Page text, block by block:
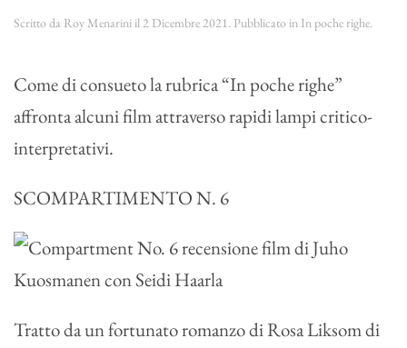
Scritto da Roy Menarini il2 Dicembre 2021. Pubblicato in In poche righe.
Come di consueto la rubrica “In poche righe”
affronta alcuni film attraverso rapidi lampi critico-
interpretativi.
SCOMPARTIMENTO N. 6
Tratto da un fortunato romanzo di Rosa Liksom di